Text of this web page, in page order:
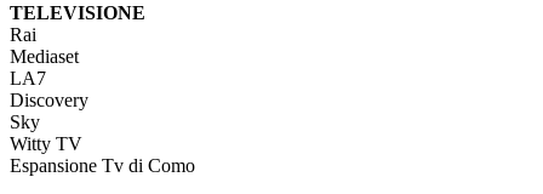
TELEVISIONE
Rai
Mediaset
LA7
Discovery
Sky
Witty TV
Espansione Tv di Como